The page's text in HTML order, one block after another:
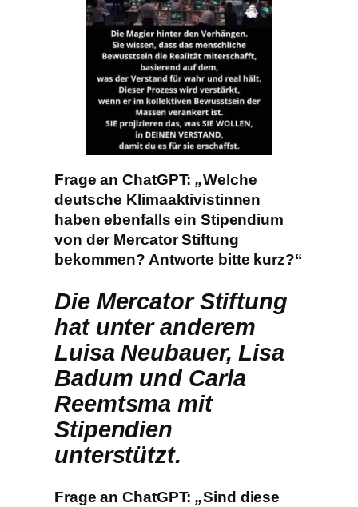
Frage an ChatGPT: „Welche
deutsche Klimaaktivistinnen
haben ebenfalls ein Stipendium
von der Mercator Stiftung
bekommen? Antworte bitte kurz?“
Die Mercator Stiftung
hat unter anderem
Luisa Neubauer, Lisa
Badum und Carla
Reemtsma mit
Stipendien
unterstützt.
Frage an ChatGPT: „Sind diese